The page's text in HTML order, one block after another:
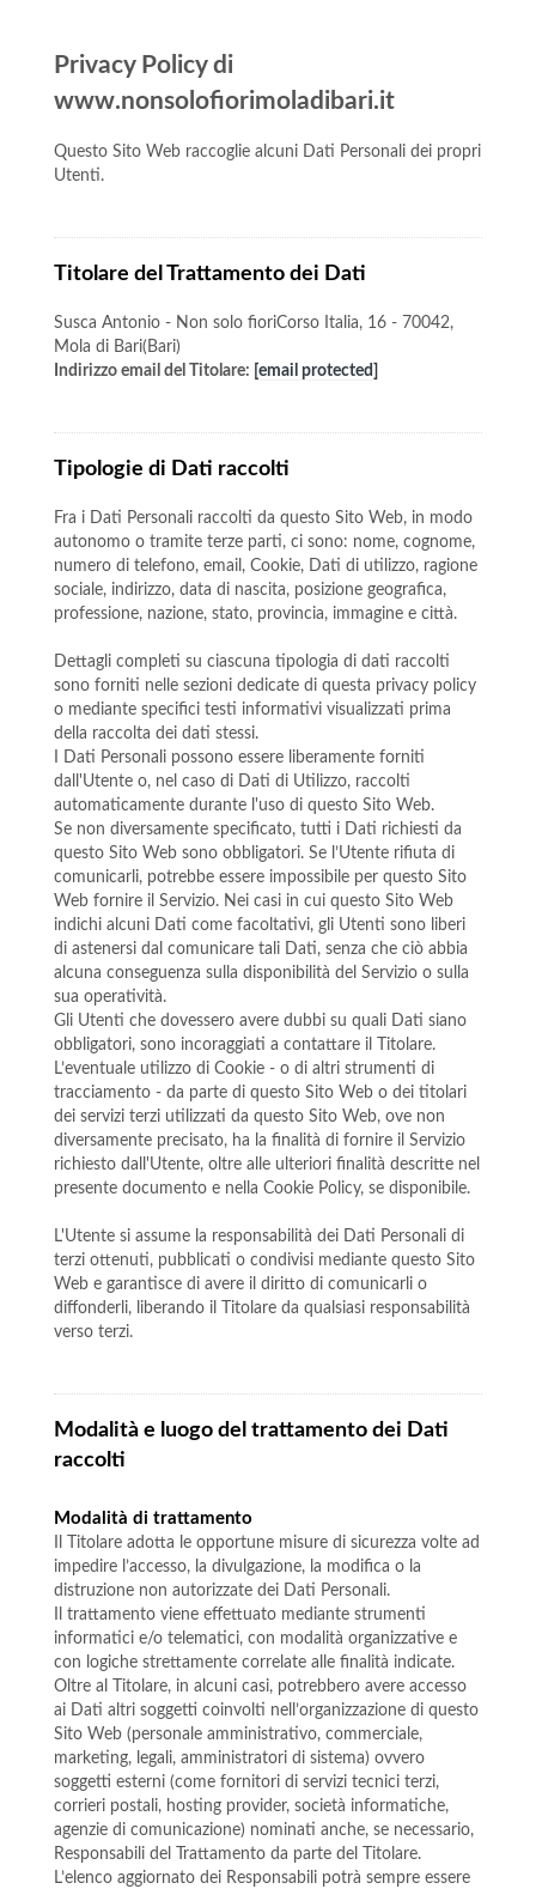
Privacy Policy di
www.nonsolofiorimoladibari.it
Questo Sito Web raccoglie alcuni Dati Personali dei propri
Utenti.
Titolare del Trattamento dei Dati
Susca Antonio - Non solo fioriCorso Italia, 16 - 70042,
Mola di Bari(Bari)
Indirizzo email del Titolare: [email protected]
Tipologie di Dati raccolti
Fra i Dati Personali raccolti da questo Sito Web, in modo
autonomo o tramite terze parti, ci sono: nome, cognome,
numero di telefono, email, Cookie, Dati di utilizzo, ragione
sociale, indirizzo, data di nascita, posizione geografica,
professione, nazione, stato, provincia, immagine e città.
Dettagli completi su ciascuna tipologia di dati raccolti
sono forniti nelle sezioni dedicate di questa privacy policy
o mediante specifici testi informativi visualizzati prima
della raccolta dei dati stessi.
I Dati Personali possono essere liberamente forniti
dall'Utente o, nel caso di Dati di Utilizzo, raccolti
automaticamente durante l'uso di questo Sito Web.
Se non diversamente specificato, tutti i Dati richiesti da
questo Sito Web sono obbligatori. Se l’Utente rifiuta di
comunicarli, potrebbe essere impossibile per questo Sito
Web fornire il Servizio. Nei casi in cui questo Sito Web
indichi alcuni Dati come facoltativi, gli Utenti sono liberi
di astenersi dal comunicare tali Dati, senza che ciò abbia
alcuna conseguenza sulla disponibilità del Servizio o sulla
sua operatività.
Gli Utenti che dovessero avere dubbi su quali Dati siano
obbligatori, sono incoraggiati a contattare il Titolare.
L’eventuale utilizzo di Cookie - o di altri strumenti di
tracciamento - da parte di questo Sito Web o dei titolari
dei servizi terzi utilizzati da questo Sito Web, ove non
diversamente precisato, ha la finalità di fornire il Servizio
richiesto dall'Utente, oltre alle ulteriori finalità descritte nel
presente documento e nella Cookie Policy, se disponibile.
L'Utente si assume la responsabilità dei Dati Personali di
terzi ottenuti, pubblicati o condivisi mediante questo Sito
Web e garantisce di avere il diritto di comunicarli o
diffonderli, liberando il Titolare da qualsiasi responsabilità
verso terzi.
Modalità e luogo del trattamento dei Dati
raccolti
Modalità di trattamento
Il Titolare adotta le opportune misure di sicurezza volte ad
impedire l’accesso, la divulgazione, la modifica o la
distruzione non autorizzate dei Dati Personali.
Il trattamento viene effettuato mediante strumenti
informatici e/o telematici, con modalità organizzative e
con logiche strettamente correlate alle finalità indicate.
Oltre al Titolare, in alcuni casi, potrebbero avere accesso
ai Dati altri soggetti coinvolti nell’organizzazione di questo
Sito Web (personale amministrativo, commerciale,
marketing, legali, amministratori di sistema) ovvero
soggetti esterni (come fornitori di servizi tecnici terzi,
corrieri postali, hosting provider, società informatiche,
agenzie di comunicazione) nominati anche, se necessario,
Responsabili del Trattamento da parte del Titolare.
L’elenco aggiornato dei Responsabili potrà sempre essere